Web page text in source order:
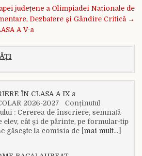
județene a Olimpiadei Naționale de
Dezbatere și Gândire Critică →
A V-a
ÎN CLASA A IX-a
2026-2027 Conținutul
: Cererea de înscriere, semnată
elev, cât și de părinte, pe formular-tip
găsește la comisia de
[mai mult…]